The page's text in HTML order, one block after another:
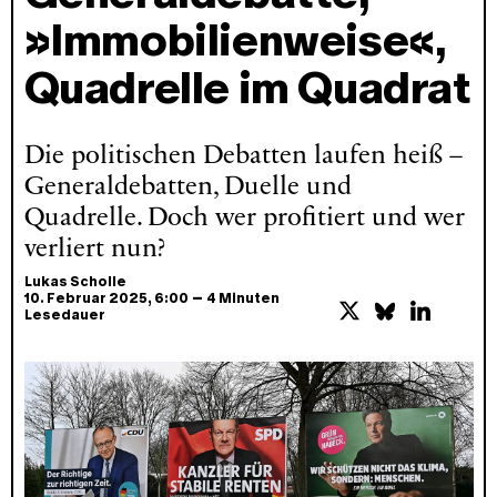
»Immobilienweise«,
Quadrelle im Quadrat
Die politischen Debatten laufen heiß –
Generaldebatten, Duelle und
Quadrelle. Doch wer profitiert und wer
verliert nun?
Lukas Scholle
10. Februar 2025, 6:00 – 4 Minuten
Lesedauer